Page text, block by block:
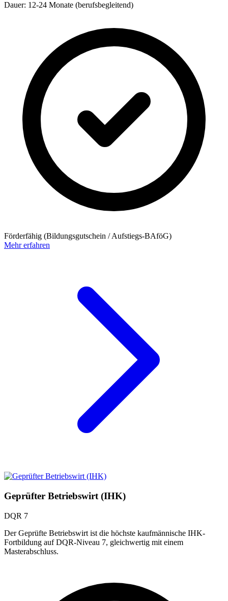
Dauer: 12-24 Monate (berufsbegleitend)
Förderfähig (Bildungsgutschein / Aufstiegs-BAföG)
Mehr erfahren
Geprüfter Betriebswirt (IHK)
DQR 7
Der Geprüfte Betriebswirt ist die höchste kaufmännische IHK-
Fortbildung auf DQR-Niveau 7, gleichwertig mit einem
Masterabschluss.